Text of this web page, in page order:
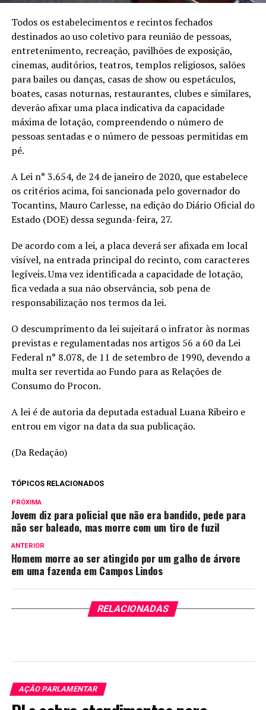
Todos os estabelecimentos e recintos fechados
destinados ao uso coletivo para reunião de pessoas,
entretenimento, recreação, pavilhões de exposição,
cinemas, auditórios, teatros, templos religiosos, salões
para bailes ou danças, casas de show ou espetáculos,
boates, casas noturnas, restaurantes, clubes e similares,
deverão afixar uma placa indicativa da capacidade
máxima de lotação, compreendendo o número de
pessoas sentadas e o número de pessoas permitidas em
pé.
A Lei n° 3.654, de 24 de janeiro de 2020, que estabelece
os critérios acima, foi sancionada pelo governador do
Tocantins, Mauro Carlesse, na edição do Diário Oficial do
Estado (DOE) dessa segunda-feira, 27.
De acordo com a lei, a placa deverá ser afixada em local
visível, na entrada principal do recinto, com caracteres
legíveis. Uma vez identificada a capacidade de lotação,
fica vedada a sua não observância, sob pena de
responsabilização nos termos da lei.
O descumprimento da lei sujeitará o infrator às normas
previstas e regulamentadas nos artigos 56 a 60 da Lei
Federal n° 8.078, de 11 de setembro de 1990, devendo a
multa ser revertida ao Fundo para as Relações de
Consumo do Procon.
A lei é de autoria da deputada estadual Luana Ribeiro e
entrou em vigor na data da sua publicação.
(Da Redação)
TÓPICOS RELACIONADOS
PRÓXIMA
Jovem diz para policial que não era bandido, pede para
não ser baleado, mas morre com um tiro de fuzil
ANTERIOR
Homem morre ao ser atingido por um galho de árvore
em uma fazenda em Campos Lindos
RELACIONADAS
AÇÃO PARLAMENTAR